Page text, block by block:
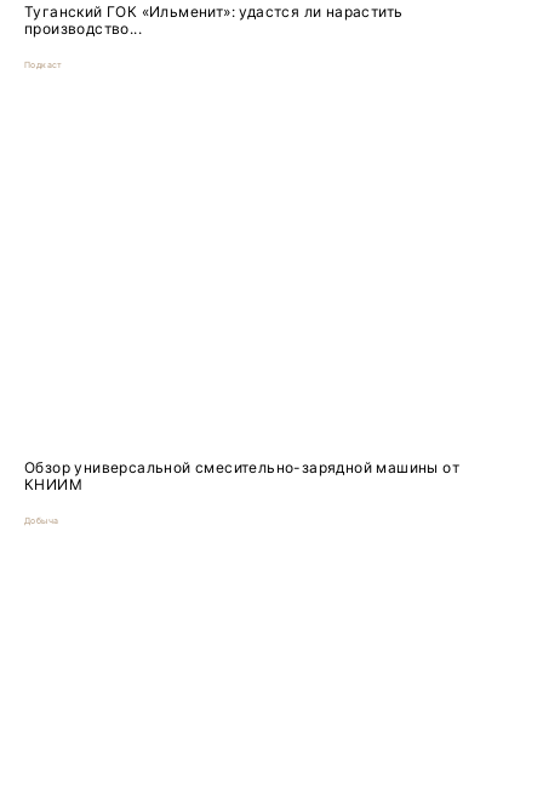
Туганский ГОК «Ильменит»: удастся ли нарастить
производство...
Подкаст
Обзор универсальной смесительно-зарядной машины от
КНИИМ
Добыча